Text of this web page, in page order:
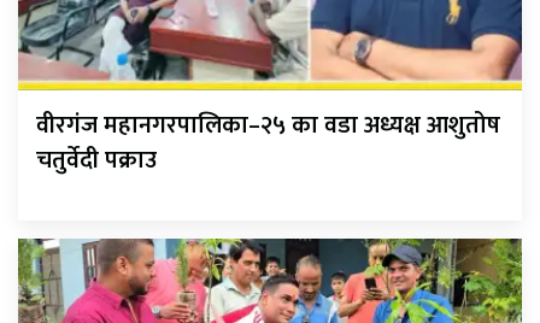
वीरगंज महानगरपालिका–२५ का वडा अध्यक्ष आशुतोष
चतुर्वेदी पक्राउ